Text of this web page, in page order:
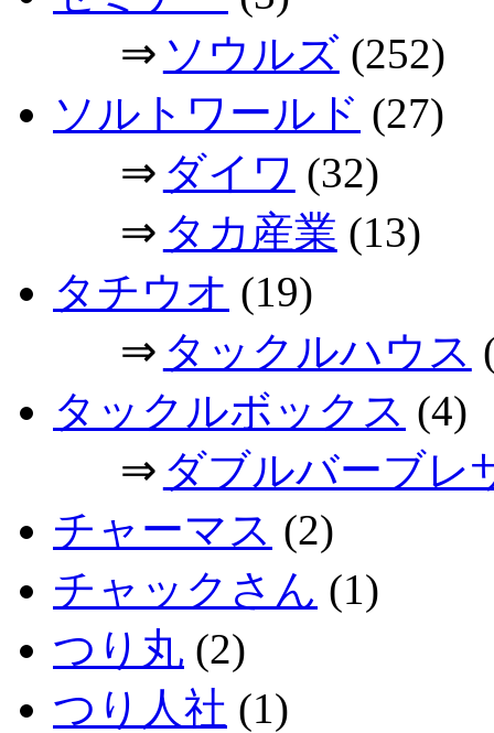
⇒ ソウルズ(252)
ソルトワールド (27)
⇒ ダイワ (32)
⇒ タカ産業 (13)
タチウオ (19)
⇒ タックルハウス
タックルボックス (4)
⇒ ダブルバーブレ
チャーマス (2)
チャックさん (1)
つり丸 (2)
つり人社 (1)